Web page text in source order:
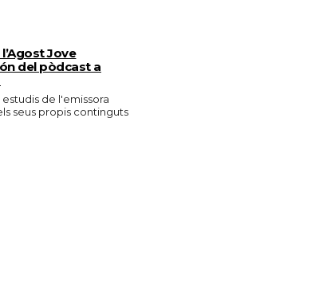
Jove
del pòdcast a
estudis de l'emissora
seus propis continguts